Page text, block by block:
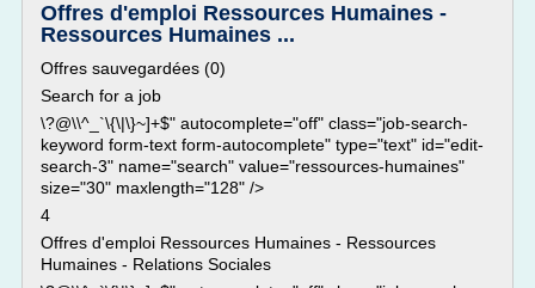
Offres d'emploi Ressources Humaines -
Ressources Humaines ...
Offres sauvegardées (0)
Search for a job
\?@\\^_`\{\|\}~]+$" autocomplete="off" class="job-search-
keyword form-text form-autocomplete" type="text" id="edit-
search-3" name="search" value="ressources-humaines"
size="30" maxlength="128" />
4
Offres d'emploi Ressources Humaines - Ressources
Humaines - Relations Sociales